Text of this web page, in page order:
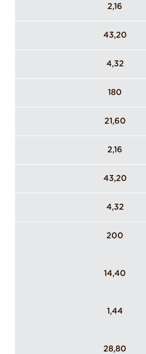
2,16
43,20
4,32
180
21,60
2,16
43,20
4,32
200
14,40
1,44
28,80